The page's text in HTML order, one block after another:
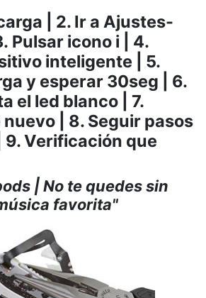
| 2. Ir a Ajustes-
Pulsar icono i | 4.
inteligente | 5.
y esperar 30seg | 6.
el led blanco | 7.
| 8. Seguir pasos
9. Verificación que
| No te quedes sin
favorita"